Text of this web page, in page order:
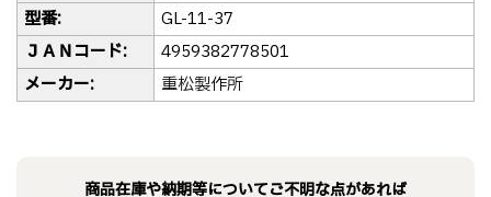
型番:
GL-11-37
ＪＡＮコード:
4959382778501
メーカー:
重松製作所
商品在庫や納期等についてご不明な点があれば